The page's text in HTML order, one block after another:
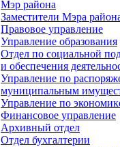
Мэр района
Заместители Мэра
Правовое управление
Управление образования
Отдел по социальной
и обеспечения
Управление по
муниципальным
Управление по
Финансовое управление
Архивный отдел
Отдел бухгалтерии